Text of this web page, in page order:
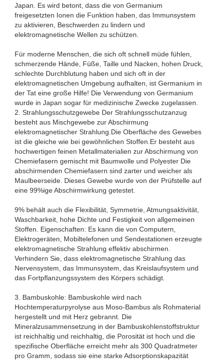
Japan. Es wird betont, dass die von Germanium
freigesetzten Ionen die Funktion haben, das Immunsystem
zu aktivieren, Beschwerden zu lindern und
elektromagnetische Wellen zu schützen.
Für moderne Menschen, die sich oft schnell müde fühlen,
schmerzende Hände, Füße, Taille und Nacken, hohen Druck,
schlechte Durchblutung haben und sich oft in der
elektromagnetischen Umgebung aufhalten, ist Germanium in
der Tat eine große Hilfe! Die Verwendung von Germanium
wurde in Japan sogar für medizinische Zwecke zugelassen.
2. Strahlungsschutzgewebe Der Strahlungsschutzanzug
besteht aus Mischgewebe zur Abschirmung
elektromagnetischer Strahlung.Die Oberfläche des Gewebes
ist die gleiche wie bei gewöhnlichen Stoffen.Er besteht aus
hochwertigen feinen Metallmaterialien zur Abschirmung von
Chemiefasern gemischt mit Baumwolle und Polyester Die
abschirmenden Chemiefasern sind zarter und weicher als
Maulbeerseide. Dieses Gewebe wurde von der Prüfstelle auf
eine 99%ige Abschirmwirkung getestet.
9% behält auch die Flexibilität, Symmetrie, Atmungsaktivität,
Waschbarkeit, hohe Dichte und Festigkeit von allgemeinen
Stoffen. Eigenschaften: Es kann die von Computern,
Elektrogeräten, Mobiltelefonen und Sendestationen erzeugte
elektromagnetische Strahlung effektiv abschirmen.
Verhindern Sie, dass elektromagnetische Strahlung das
Nervensystem, das Immunsystem, das Kreislaufsystem und
das Fortpflanzungssystem des Körpers schädigt.
3. Bambuskohle: Bambuskohle wird nach
Hochtemperaturpyrolyse aus Moso-Bambus als Rohmaterial
hergestellt und mit Herz gebrannt. Die
Mineralzusammensetzung in der Bambuskohlenstoffstruktur
ist reichhaltig und reichhaltig, die Porosität ist hoch und die
spezifische Oberfläche erreicht mehr als 300 Quadratmeter
pro Gramm, sodass sie eine starke Adsorptionskapazität